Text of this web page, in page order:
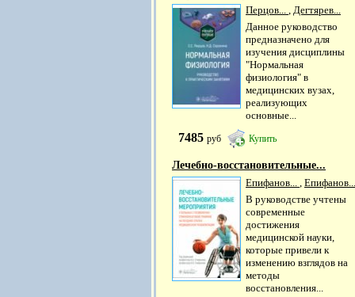
Перцов... , Дегтярев...
Данное руководство
предназначено для
изучения дисциплины
"Нормальная
физиология" в
медицинских вузах,
реализующих
основные...
7485 руб Купить
Лечебно-восстановительные...
Епифанов...
Епифанов...
В руководстве учтены
современные
достижения
медицинской науки,
которые привели к
изменению взглядов на
методы
восстановления...